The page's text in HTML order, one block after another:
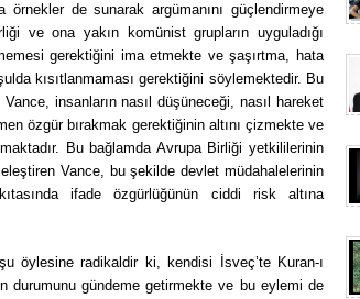
de sunarak argümanını güçlendirmeye
ve ona yakın komünist grupların uyguladığı
gerektiğini ima etmekte ve şaşırtma, hata
kısıtlanmaması gerektiğini söylemektedir. Bu
insanların nasıl düşüneceği, nasıl hareket
özgür bırakmak gerektiğinin altını çizmekte ve
Bu bağlamda Avrupa Birliği yetkililerinin
Vance, bu şekilde devlet müdahalelerinin
ifade özgürlüğünün ciddi risk altına
öylesine radikaldir ki, kendisi İsveç’te Kuran-ı
durumunu gündeme getirmekte ve bu eylemi de